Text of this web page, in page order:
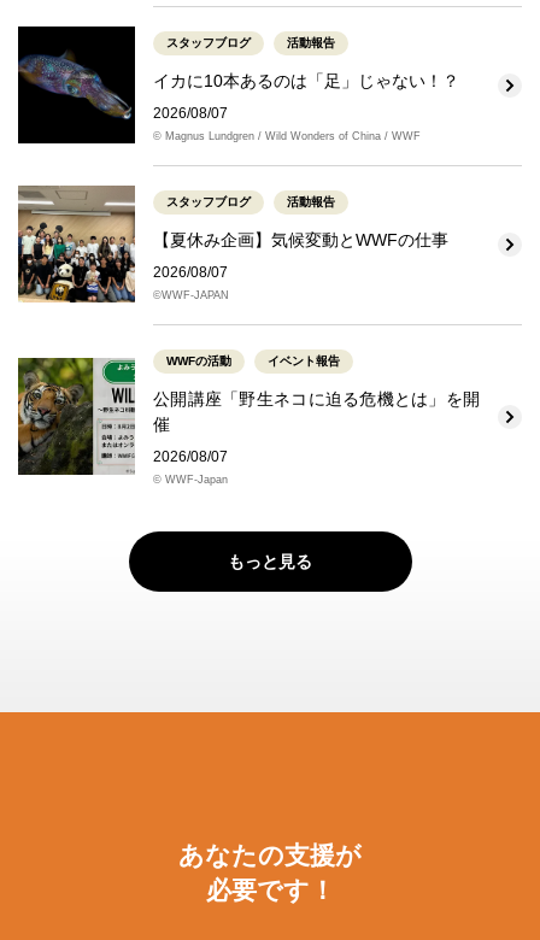
スタッフブログ 活動報告
イカに10本あるのは「足」じゃない！？
2026/08/07
© Magnus Lundgren / Wild Wonders of China / WWF
スタッフブログ 活動報告
【夏休み企画】気候変動とWWFの仕事
2026/08/07
©WWF-JAPAN
WWFの活動 イベント報告
公開講座「野生ネコに迫る危機とは」を開
催
2026/08/07
© WWF-Japan
もっと見る
あなたの支援が
必要です！